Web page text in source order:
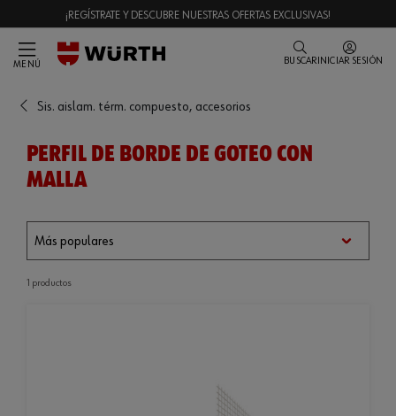
¡REGÍSTRATE Y DESCUBRE NUESTRAS OFERTAS EXCLUSIVAS!
MENÚ BUSCAR INICIAR SESIÓN
Sis. aislam. térm. compuesto, accesorios
PERFIL DE BORDE DE GOTEO CON
MALLA
1 productos